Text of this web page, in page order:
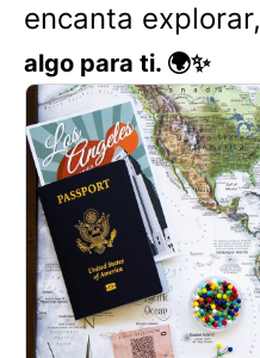
encanta explorar,
algo para ti. 🌍✨